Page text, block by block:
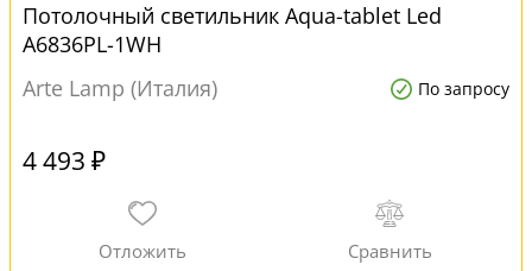
Потолочный светильник Aqua-tablet Led
A6836PL-1WH
Arte Lamp (Италия)
По запросу
4 493 ₽